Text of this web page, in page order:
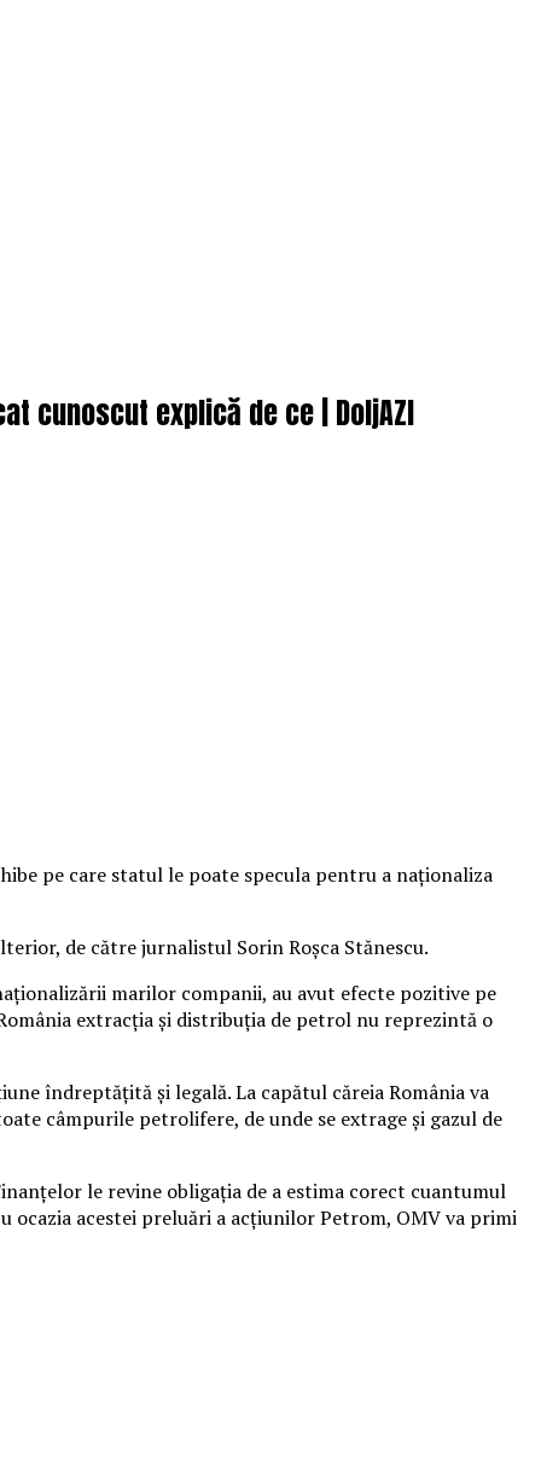
cunoscut explică de ce | DoljAZI
pe care statul le poate specula pentru a naţionaliza
de către jurnalistul Sorin Roşca Stănescu.
marilor companii, au avut efecte pozitive pe
extracţia şi distribuţia de petrol nu reprezintă o
îndreptăţită şi legală. La capătul căreia România va
câmpurile petrolifere, de unde se extrage şi gazul de
le revine obligaţia de a estima corect cuantumul
acestei preluări a acţiunilor Petrom, OMV va primi